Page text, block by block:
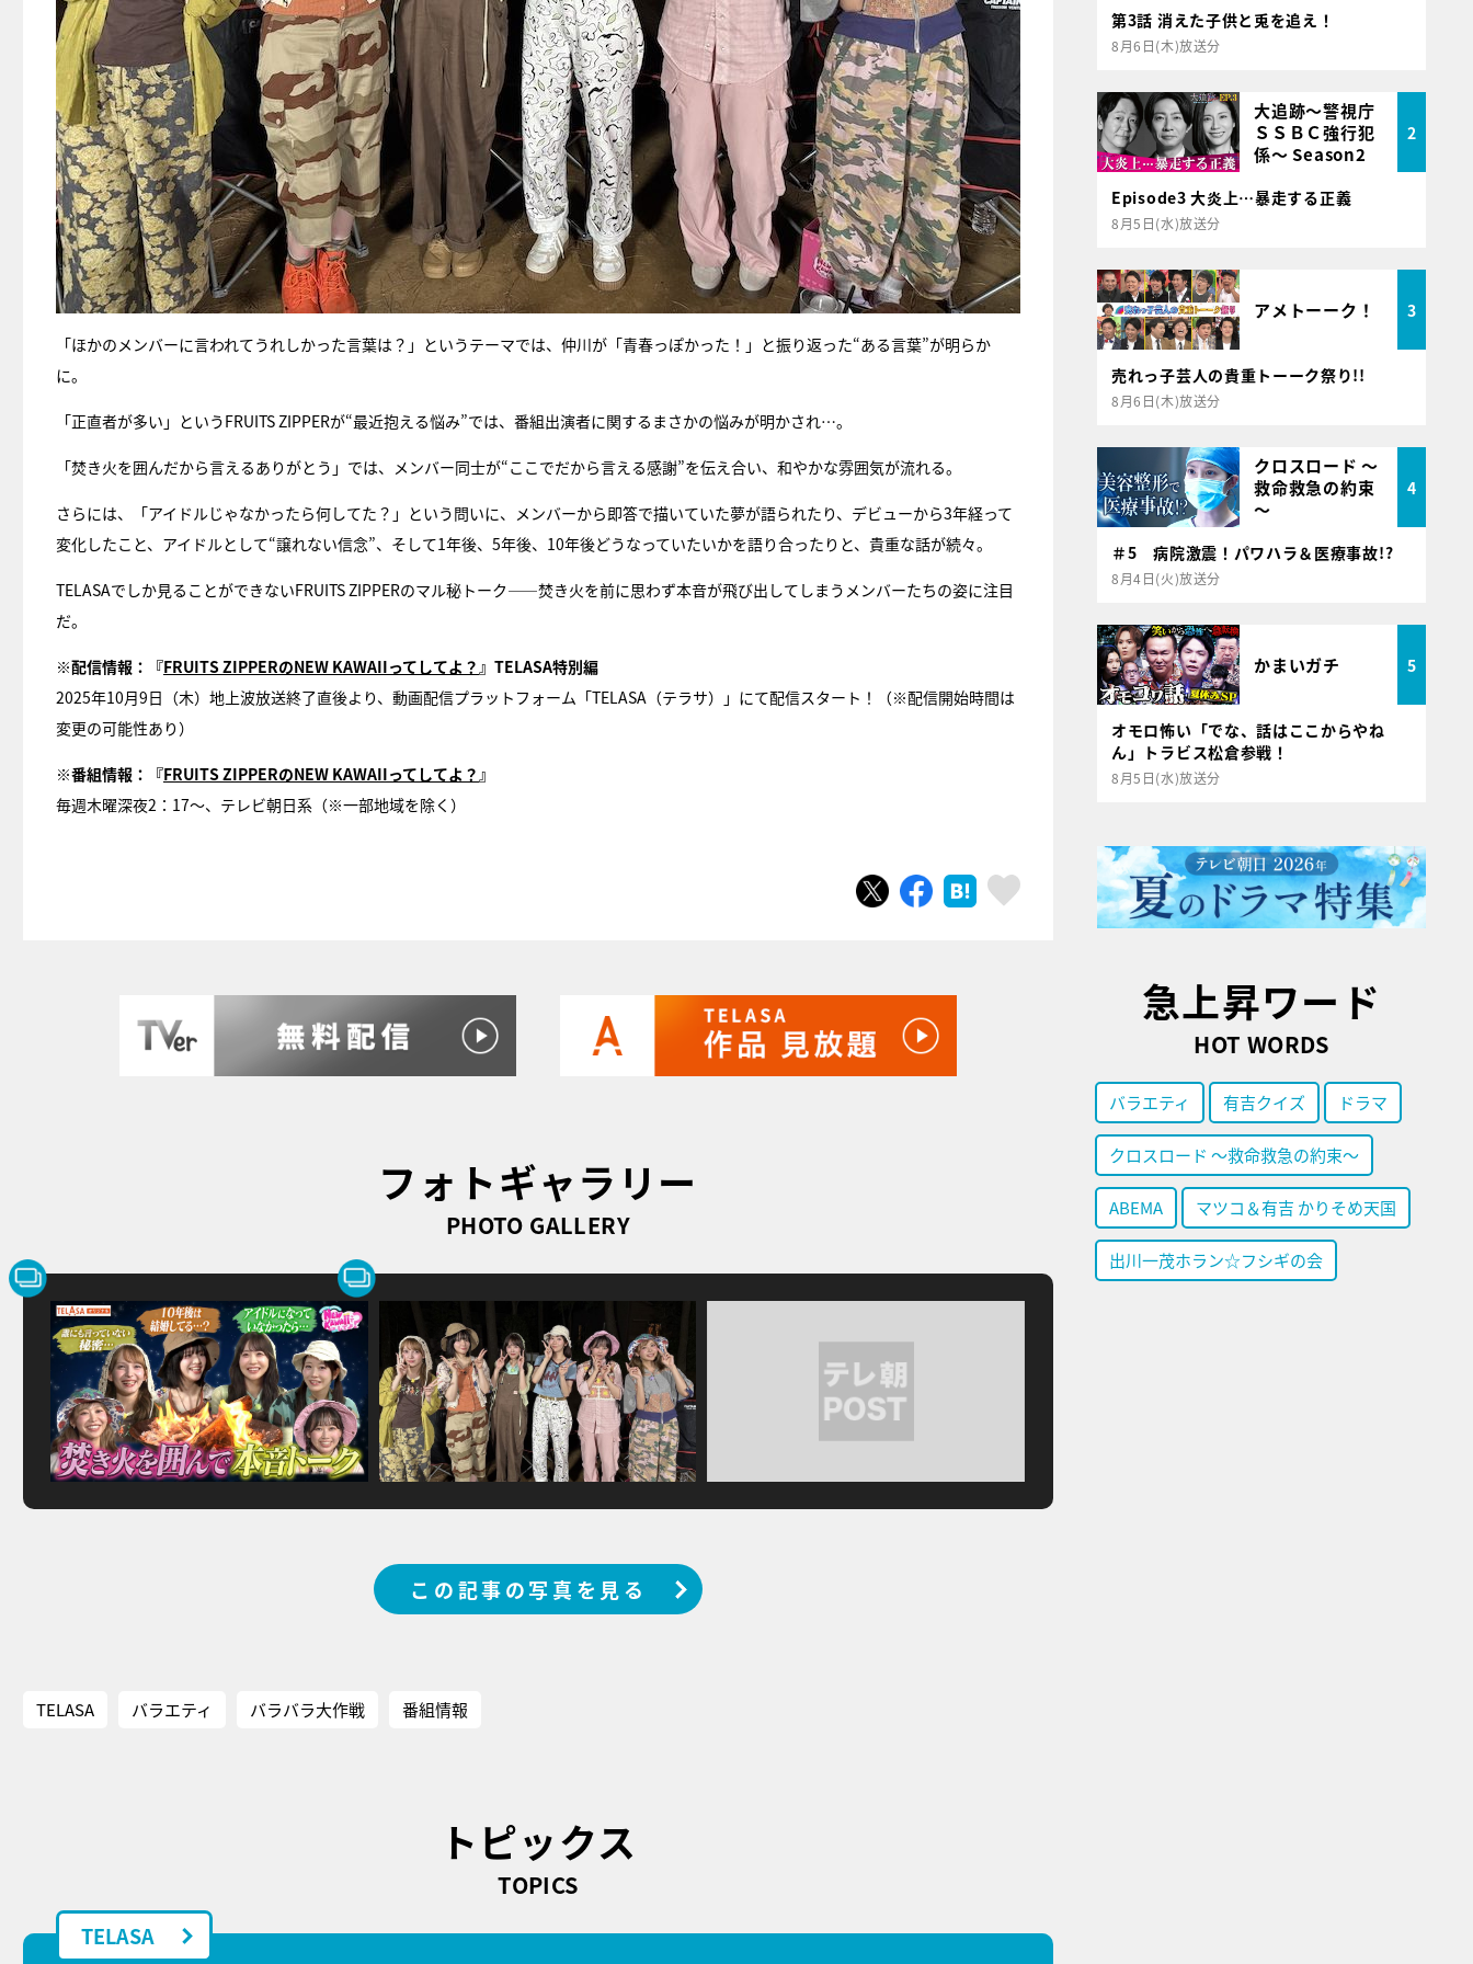
「ほかのメンバーに言われてうれしかった言葉は？」というテーマでは、仲川が「青春っぽかった！」と振り返った“ある言葉”が明らか
に。
「正直者が多い」というFRUITS ZIPPERが“最近抱える悩み”では、番組出演者に関するまさかの悩みが明かされ…。
「焚き火を囲んだから言えるありがとう」では、メンバー同士が“ここでだから言える感謝”を伝え合い、和やかな雰囲気が流れる。
さらには、「アイドルじゃなかったら何してた？」という問いに、メンバーから即答で描いていた夢が語られたり、デビューから3年経って
変化したこと、アイドルとして“譲れない信念”、そして1年後、5年後、10年後どうなっていたいかを語り合ったりと、貴重な話が続々。
TELASAでしか見ることができないFRUITS ZIPPERのマル秘トーク――焚き火を前に思わず本音が飛び出してしまうメンバーたちの姿に注目
だ。
※配信情報：『FRUITS ZIPPERのNEW KAWAIIってしてよ？』TELASA特別編
2025年10月9日（木）地上波放送終了直後より、動画配信プラットフォーム「TELASA（テラサ）」にて配信スタート！（※配信開始時間は
変更の可能性あり）
※番組情報：『FRUITS ZIPPERのNEW KAWAIIってしてよ？』
毎週木曜深夜2：17～、テレビ朝日系（※一部地域を除く）
ツイートシェア はてブ スキボタン
フォトギャラリー
PHOTO GALLERY
この記事の写真を見る
TELASA バラエティ バラバラ大作戦 番組情報
トピックス
TOPICS
TELASA
第3話 消えた子供と兎を追え！
8月6日(木)放送分
大追跡～警視庁
ＳＳＢＣ強行犯
係～ Season2
2
Episode3 大炎上…暴走する正義
8月5日(水)放送分
アメトーーク！ 3
売れっ子芸人の貴重トーーク祭り!!
8月6日(木)放送分
クロスロード ～
救命救急の約束
～
4
＃5 病院激震！パワハラ＆医療事故!?
8月4日(火)放送分
かまいガチ 5
オモロ怖い「でな、話はここからやね
ん」トラビス松倉参戦！
8月5日(水)放送分
急上昇ワード
HOT WORDS
バラエティ 有吉クイズ ドラマ
クロスロード ～救命救急の約束～
ABEMA マツコ＆有吉 かりそめ天国
出川一茂ホラン☆フシギの会